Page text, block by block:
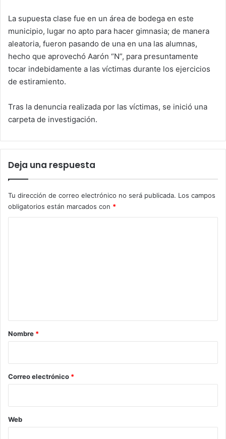
La supuesta clase fue en un área de bodega en este
municipio, lugar no apto para hacer gimnasia; de manera
aleatoria, fueron pasando de una en una las alumnas,
hecho que aprovechó Aarón “N”, para presuntamente
tocar indebidamente a las víctimas durante los ejercicios
de estiramiento.
Tras la denuncia realizada por las víctimas, se inició una
carpeta de investigación.
Deja una respuesta
Tu dirección de correo electrónico no será publicada. Los campos
obligatorios están marcados con *
r
*
Nombre *
Correo electrónico *
Web